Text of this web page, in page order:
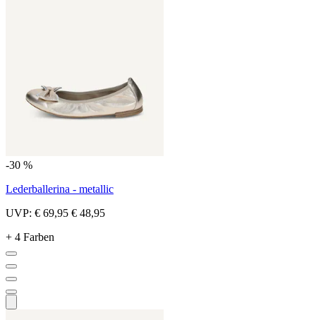
-30 %
Lederballerina - metallic
UVP: € 69,95 € 48,95
+ 4 Farben